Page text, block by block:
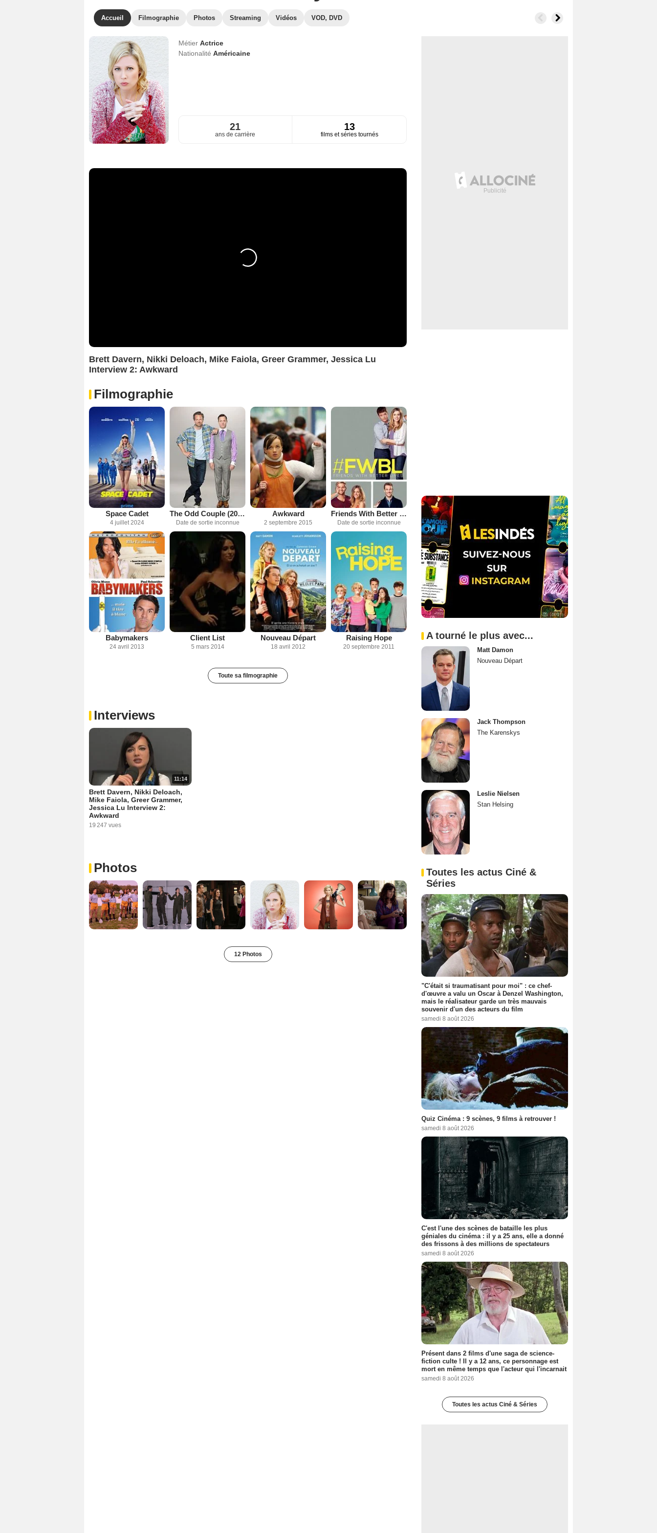
Accueil Filmographie Photos Streaming Vidéos VOD, DVD
Métier Actrice
Nationalité Américaine
21
ans de carrière
13
films et séries tournés
Brett Davern, Nikki Deloach, Mike Faiola, Greer Grammer, Jessica Lu
Interview 2: Awkward
Filmographie
Space Cadet
4 juillet 2024
The Odd Couple (2015)
Date de sortie inconnue
Awkward
2 septembre 2015
Friends With Better Lives
Date de sortie inconnue
Babymakers
24 avril 2013
Client List
5 mars 2014
Nouveau Départ
18 avril 2012
Raising Hope
20 septembre 2011
Toute sa filmographie
Interviews
11:14
Brett Davern, Nikki Deloach,
Mike Faiola, Greer Grammer,
Jessica Lu Interview 2:
Awkward
19 247 vues
Photos
12 Photos
A tourné le plus avec...
Matt Damon
Nouveau Départ
Jack Thompson
The Karenskys
Leslie Nielsen
Stan Helsing
Toutes les actus Ciné &
Séries
"C'était si traumatisant pour moi" : ce chef-
d'œuvre a valu un Oscar à Denzel Washington,
mais le réalisateur garde un très mauvais
souvenir d'un des acteurs du film
samedi 8 août 2026
Quiz Cinéma : 9 scènes, 9 films à retrouver !
samedi 8 août 2026
C'est l'une des scènes de bataille les plus
géniales du cinéma : il y a 25 ans, elle a donné
des frissons à des millions de spectateurs
samedi 8 août 2026
Présent dans 2 films d'une saga de science-
fiction culte ! Il y a 12 ans, ce personnage est
mort en même temps que l'acteur qui l'incarnait
samedi 8 août 2026
Toutes les actus Ciné & Séries